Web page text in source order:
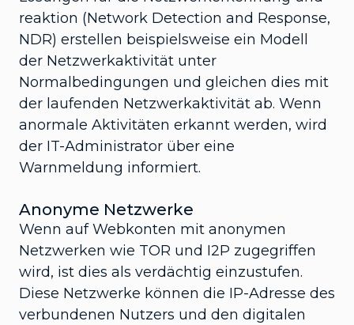
reaktion (Network Detection and Response,
NDR) erstellen beispielsweise ein Modell
der Netzwerkaktivität unter
Normalbedingungen und gleichen dies mit
der laufenden Netzwerkaktivität ab. Wenn
anormale Aktivitäten erkannt werden, wird
der IT-Administrator über eine
Warnmeldung informiert.
Anonyme Netzwerke
Wenn auf Webkonten mit anonymen
Netzwerken wie TOR und I2P zugegriffen
wird, ist dies als verdächtig einzustufen.
Diese Netzwerke können die IP-Adresse des
verbundenen Nutzers und den digitalen